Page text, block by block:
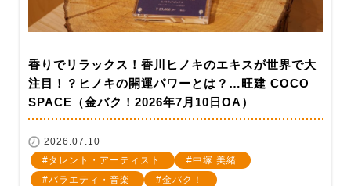
香りでリラックス！香川ヒノキのエキスが世界で大
注目！？ヒノキの開運パワーとは？…旺建 COCO
SPACE（金バク！2026年7月10日OA）
2026.07.10
タレント・アーティスト
中塚 美緒
バラエティ・音楽
金バク！